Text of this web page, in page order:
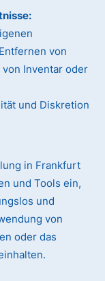
von
Inventar oder
und Diskretion
in Frankfurt
und Tools ein,
und
von
oder das